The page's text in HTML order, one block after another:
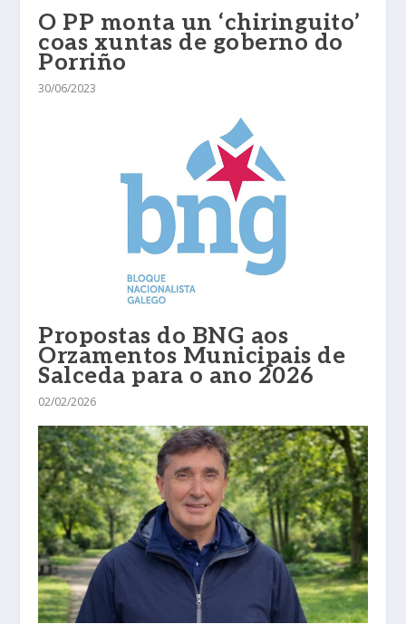
O PP monta un ‘chiringuito’
coas xuntas de goberno do
Porriño
30/06/2023
Propostas do BNG aos
Orzamentos Municipais de
Salceda para o ano 2026
02/02/2026